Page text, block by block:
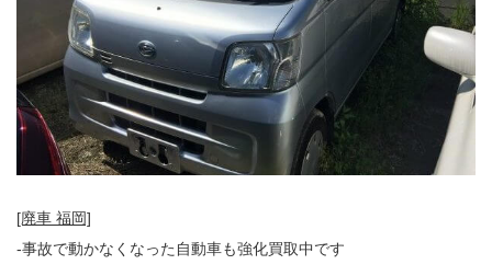
[廃車 福岡]
-事故で動かなくなった自動車も強化買取中です